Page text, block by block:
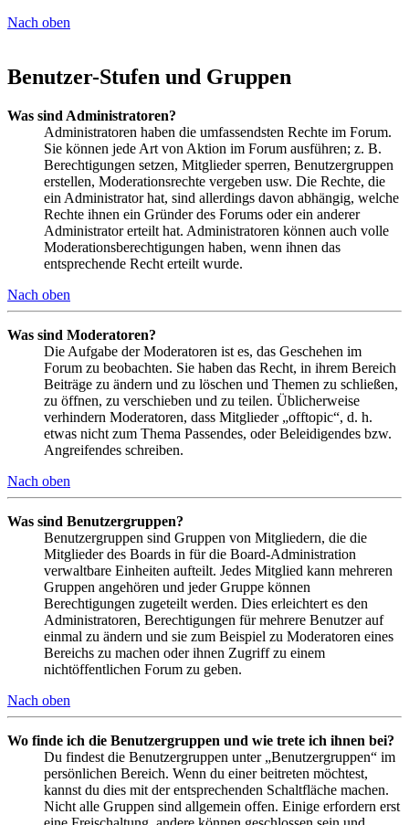
Nach oben
Benutzer-Stufen und Gruppen
Was sind Administratoren?
Administratoren haben die umfassendsten Rechte im Forum.
Sie können jede Art von Aktion im Forum ausführen; z. B.
Berechtigungen setzen, Mitglieder sperren, Benutzergruppen
erstellen, Moderationsrechte vergeben usw. Die Rechte, die
ein Administrator hat, sind allerdings davon abhängig, welche
Rechte ihnen ein Gründer des Forums oder ein anderer
Administrator erteilt hat. Administratoren können auch volle
Moderationsberechtigungen haben, wenn ihnen das
entsprechende Recht erteilt wurde.
Nach oben
Was sind Moderatoren?
Die Aufgabe der Moderatoren ist es, das Geschehen im
Forum zu beobachten. Sie haben das Recht, in ihrem Bereich
Beiträge zu ändern und zu löschen und Themen zu schließen,
zu öffnen, zu verschieben und zu teilen. Üblicherweise
verhindern Moderatoren, dass Mitglieder „offtopic“, d. h.
etwas nicht zum Thema Passendes, oder Beleidigendes bzw.
Angreifendes schreiben.
Nach oben
Was sind Benutzergruppen?
Benutzergruppen sind Gruppen von Mitgliedern, die die
Mitglieder des Boards in für die Board-Administration
verwaltbare Einheiten aufteilt. Jedes Mitglied kann mehreren
Gruppen angehören und jeder Gruppe können
Berechtigungen zugeteilt werden. Dies erleichtert es den
Administratoren, Berechtigungen für mehrere Benutzer auf
einmal zu ändern und sie zum Beispiel zu Moderatoren eines
Bereichs zu machen oder ihnen Zugriff zu einem
nichtöffentlichen Forum zu geben.
Nach oben
Wo finde ich die Benutzergruppen und wie trete ich ihnen bei?
Du findest die Benutzergruppen unter „Benutzergruppen“ im
persönlichen Bereich. Wenn du einer beitreten möchtest,
kannst du dies mit der entsprechenden Schaltfläche machen.
Nicht alle Gruppen sind allgemein offen. Einige erfordern erst